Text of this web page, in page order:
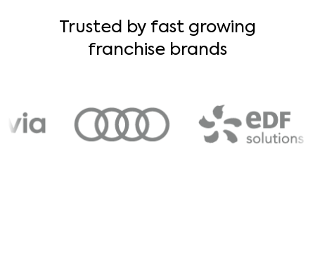
Trusted by fast growing
franchise brands